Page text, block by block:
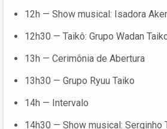
12h — Show musical: Isadora
12h30 — Taikô: Grupo Wadan
13h — Cerimônia de Abertura
13h30 — Grupo Ryuu Taiko
14h — Intervalo
14h30 — Show musical: Serginho